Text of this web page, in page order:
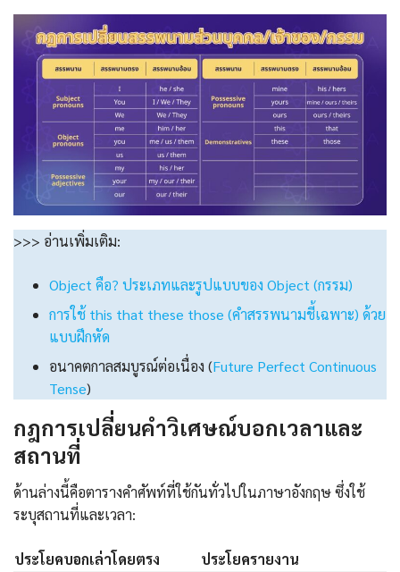
>>> อ่านเพิ่มเติม:
Object คือ? ประเภทและรูปแบบของ Object (กรรม)
การใช้ this that these those (คําสรรพนามชี้เฉพาะ) ด้วย
แบบฝึกหัด
อนาคตกาลสมบูรณ์ต่อเนื่อง (Future Perfect Continuous
Tense)
กฎการเปลี่ยนคำวิเศษณ์บอกเวลาและ
สถานที่
ด้านล่างนี้คือตารางคำศัพท์ที่ใช้กันทั่วไปในภาษาอังกฤษ ซึ่งใช้
ระบุสถานที่และเวลา:
ประโยคบอกเล่าโดยตรง
ประโยครายงาน